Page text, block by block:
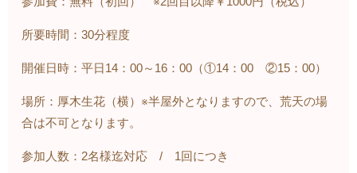
所要時間：30分程度
開催日時：平日14：00～16：00（①14：00 ②15：00）
場所：厚木生花（横）※半屋外となりますので、荒天の場
合は不可となります。
参加人数：2名様迄対応 / 1回につき